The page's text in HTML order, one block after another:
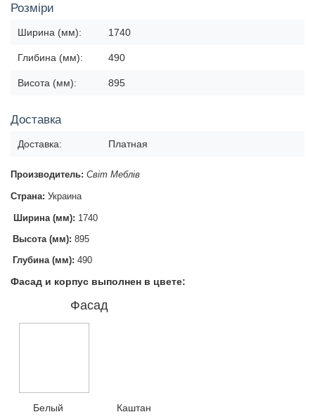
Розміри
Ширина (мм): 1740
Глибина (мм): 490
Висота (мм): 895
Доставка
Доставка: Платная
Производитель: Світ Меблів
Страна: Украина
Ширина (мм): 1740
Высота (мм): 895
Глубина (мм): 490
Фасад и корпус выполнен в цвете:
Фасад
Белый Каштан